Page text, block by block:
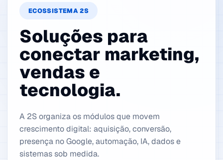
ECOSSISTEMA 2S
Soluções para
conectar marketing,
vendas e
tecnologia.
A 2S organiza os módulos que movem
crescimento digital: aquisição, conversão,
presença no Google, automação, IA, dados e
sistemas sob medida.